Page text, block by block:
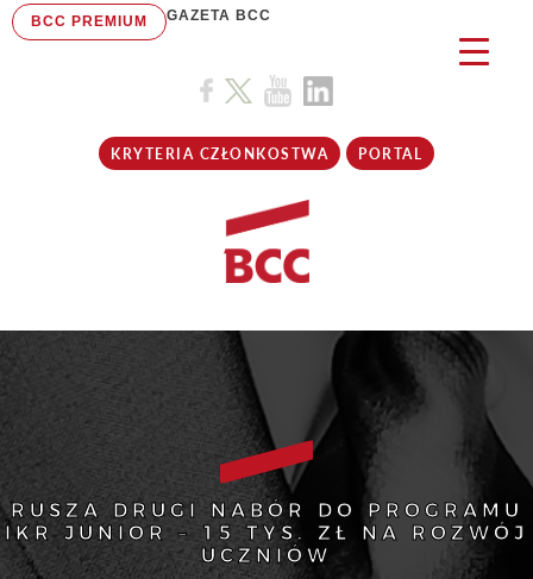
BCC PREMIUM GAZETA BCC
KRYTERIA CZŁONKOSTWA PORTAL
RUSZA DRUGI NABÓR DO PROGRAMU
IKR JUNIOR – 15 TYS. ZŁ NA ROZWÓJ
UCZNIÓW